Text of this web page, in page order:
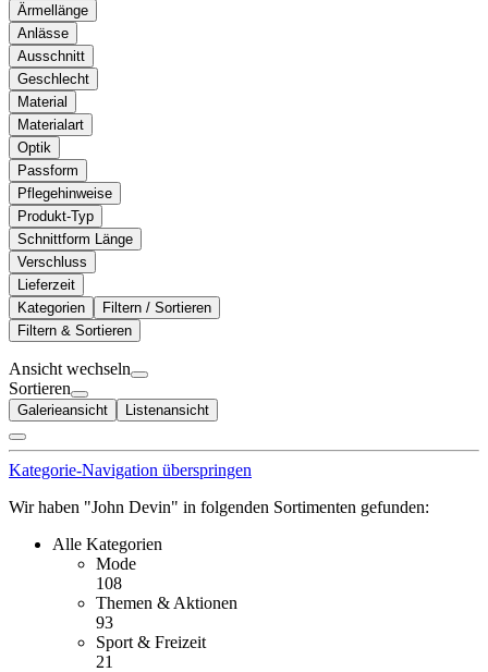
Ärmellänge
Anlässe
Ausschnitt
Geschlecht
Material
Materialart
Optik
Passform
Pflegehinweise
Produkt-Typ
Schnittform Länge
Verschluss
Lieferzeit
Kategorien
Filtern / Sortieren
Filtern & Sortieren
Ansicht wechseln
Sortieren
Galerieansicht Listenansicht
Kategorie-Navigation überspringen
Wir haben "John Devin" in folgenden Sortimenten gefunden:
Alle Kategorien
Mode
108
Themen & Aktionen
93
Sport & Freizeit
21